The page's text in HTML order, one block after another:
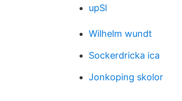
upSl
Wilhelm wundt
Sockerdricka ica
Jonkoping skolor